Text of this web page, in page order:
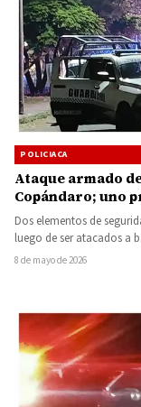
POLICIACA
Ataque armado
Copándaro; uno
Dos elementos de
luego de ser atacados a
8 de mayo de 2026